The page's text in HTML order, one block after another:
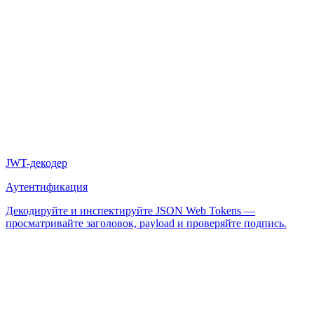
JWT-декодер
Аутентификация
Декодируйте и инспектируйте JSON Web Tokens —
просматривайте заголовок, payload и проверяйте подпись.